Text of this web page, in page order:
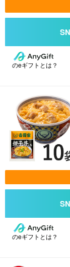
のeギフトとは？
のeギフトとは？